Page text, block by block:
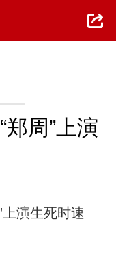
周”上演